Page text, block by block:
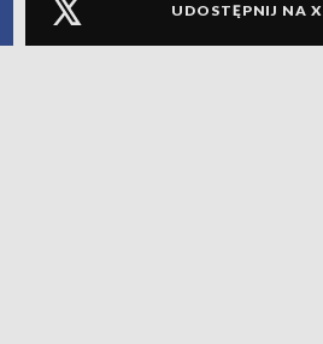
UDOSTĘPNIJ NA X